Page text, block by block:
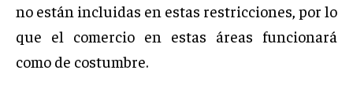
no están incluidas en estas restricciones, por lo
que el comercio en estas áreas funcionará
como de costumbre.